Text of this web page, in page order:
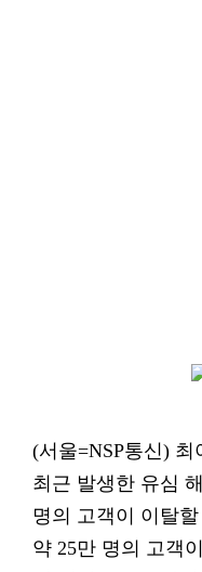
(서울=NSP통신)
최근 발생한 유심
명의 고객이 이탈
약 25만 명의 고객